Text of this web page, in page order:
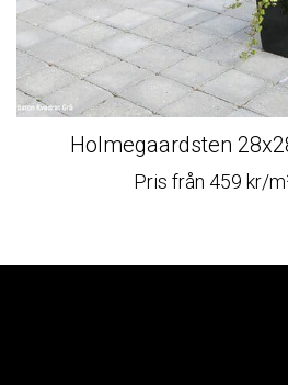
Holmegaardsten
Pris från 459 kr/